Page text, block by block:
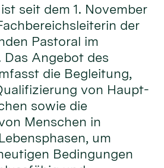
seit dem 1. November
der
Pastoral im
Das Angebot des
die Begleitung,
von Haupt-
sowie die
Menschen in
um
Bedingungen